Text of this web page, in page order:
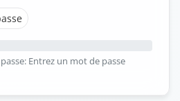
Entrez un mot de passe